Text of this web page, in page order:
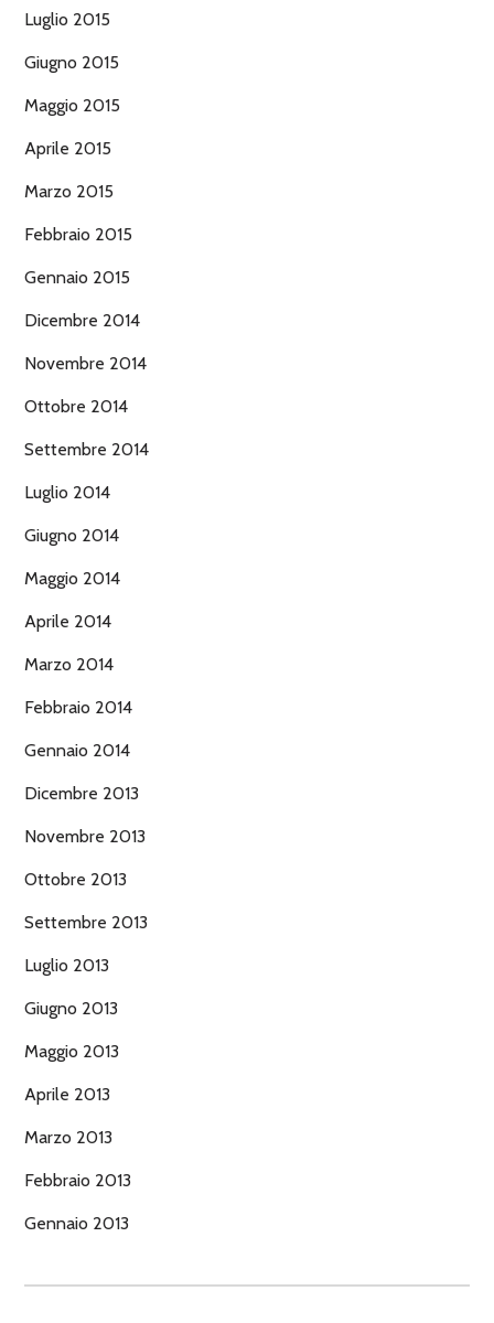
Luglio 2015
Giugno 2015
Maggio 2015
Aprile 2015
Marzo 2015
Febbraio 2015
Gennaio 2015
Dicembre 2014
Novembre 2014
Ottobre 2014
Settembre 2014
Luglio 2014
Giugno 2014
Maggio 2014
Aprile 2014
Marzo 2014
Febbraio 2014
Gennaio 2014
Dicembre 2013
Novembre 2013
Ottobre 2013
Settembre 2013
Luglio 2013
Giugno 2013
Maggio 2013
Aprile 2013
Marzo 2013
Febbraio 2013
Gennaio 2013